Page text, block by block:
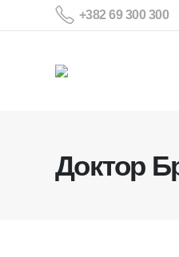
+382 69 300 300
Доктор